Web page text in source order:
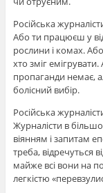
Російська
Або ти працюєш у
рослини і комах.
хто зміг
пропаганди немає,
болісний вибір.
Російська
Журналісти в
віянням і запитам
треба, відречуться
майже всі вони на
легкістю